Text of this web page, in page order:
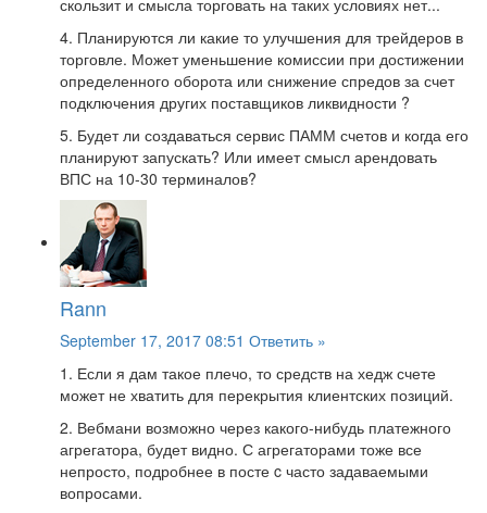
скользит и смысла торговать на таких условиях нет...
4. Планируются ли какие то улучшения для трейдеров в
торговле. Может уменьшение комиссии при достижении
определенного оборота или снижение спредов за счет
подключения других поставщиков ликвидности ?
5. Будет ли создаваться сервис ПАММ счетов и когда его
планируют запускать? Или имеет смысл арендовать
ВПС на 10-30 терминалов?
Rann
September 17, 2017 08:51 Ответить »
1. Если я дам такое плечо, то средств на хедж счете
может не хватить для перекрытия клиентских позиций.
2. Вебмани возможно через какого-нибудь платежного
агрегатора, будет видно. С агрегаторами тоже все
непросто, подробнее в посте c часто задаваемыми
вопросами.